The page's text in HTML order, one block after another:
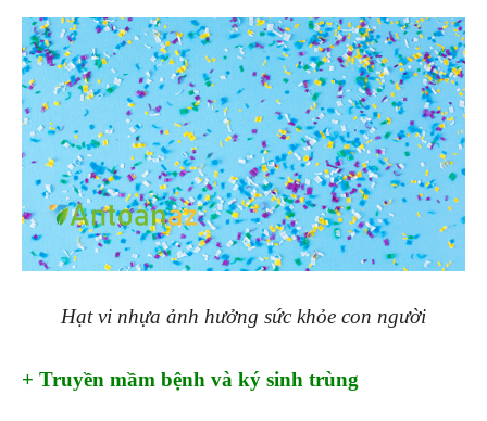
Hạt vi nhựa ảnh hưởng sức khỏe con người
+ Truyền mầm bệnh và ký sinh trùng